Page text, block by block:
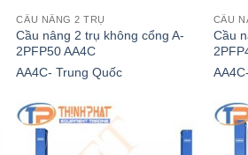
CẦU NÂNG 2 TRỤ
Cầu nâng 2 trụ không cổng A-
2PFP50 AA4C
AA4C- Trung Quốc
CẦU
Cầu